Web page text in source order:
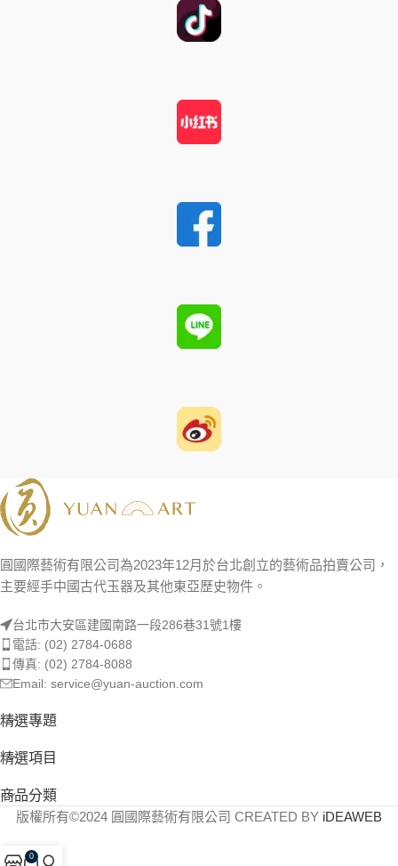
圓國際藝術有限公司為2023年12月於台北創立的藝術品拍賣公司，
主要經手中國古代玉器及其他東亞歷史物件。
台北市大安區建國南路一段286巷31號1樓
電話: (02) 2784-0688
傳真: (02) 2784-8088
Email: service@yuan-auction.com
精選專題
精選項目
商品分類
版權所有©2024 圓國際藝術有限公司 CREATED BY iDEAWEB
0